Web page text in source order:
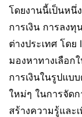
โดยงานนี้เป็นหนึ่
การเงิน การลง
ต่างประเทศ โดย
มองหาทางเลือก
การเงินในรูปแบ
ใหม่ๆ ในการจัดก
สร้างความรู้และ